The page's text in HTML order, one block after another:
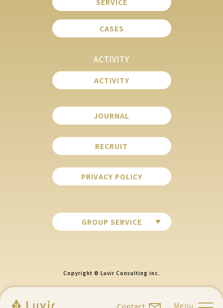
Menu
CASES
ACTIVITY
ACTIVITY
JOURNAL
RECRUIT
PRIVACY POLICY
GROUP SERVICE
Copyright © Luvir Consulting inc.